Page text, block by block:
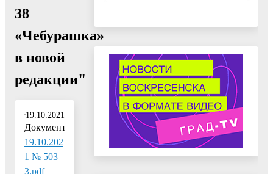
38
«Чебурашка»
в новой
редакции"
19.10.2021
Документ:
19.10.202
1 № 503
3.pdf